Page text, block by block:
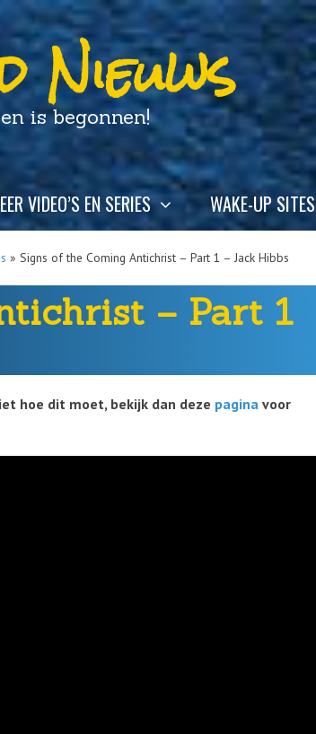
Nieuws
is begonnen!
VIDEO’S EN SERIES WAKE-UP SITES
» Signs of the Coming Antichrist – Part 1 – Jack Hibbs
– Part 1
hoe dit moet, bekijk dan deze pagina voor